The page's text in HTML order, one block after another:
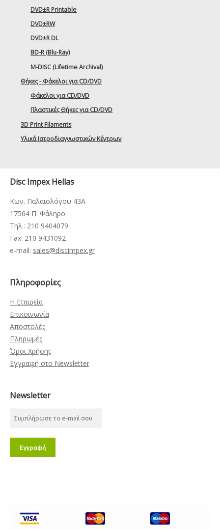
DVD±R Printable
DVD±RW
DVD±R DL
BD-R (Blu-Ray)
M-DISC (Lifetime Archival)
Θήκες - Φάκελοι για CD/DVD
Φάκελοι για CD/DVD
Πλαστικές Θήκες για CD/DVD
3D Print Filaments
Υλικά Ιατροδιαγνωστικών Κέντρων
Disc Impex Hellas
Κων. Παλαιολόγου 43Α
17564 Π. Φάληρο
Τηλ.: 210 9404079
Fax: 210 9431092
e-mail: sales@discimpex.gr
Πληροφορίες
Η Εταιρεία
Επικοινωνία
Αποστολές
Πληρωμές
Όροι Χρήσης
Εγγραφή στο Newsletter
Newsletter